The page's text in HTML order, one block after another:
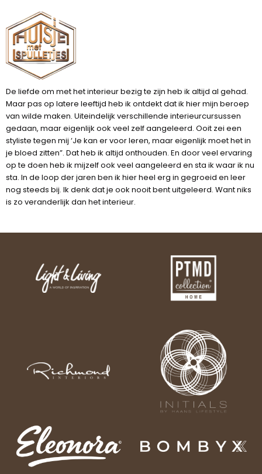
De liefde om met het interieur bezig te zijn heb ik altijd al gehad.
Maar pas op latere leeftijd heb ik ontdekt dat ik hier mijn beroep
van wilde maken. Uiteindelijk verschillende interieurcursussen
gedaan, maar eigenlijk ook veel zelf aangeleerd. Ooit zei een
styliste tegen mij ‘Je kan er voor leren, maar eigenlijk moet het in
je bloed zitten”. Dat heb ik altijd onthouden. En door veel ervaring
op te doen heb ik mijzelf ook veel aangeleerd en sta ik waar ik nu
sta. In de loop der jaren ben ik hier heel erg in gegroeid en leer
nog steeds bij. Ik denk dat je ook nooit bent uitgeleerd. Want niks
is zo veranderlijk dan het interieur.